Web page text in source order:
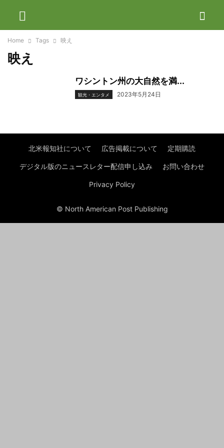
Home Tags 映え
映え
ワシントン州の大自然を満...
観光・エンタメ 2023年5月24日
北米報知社について 広告掲載について 定期購読
デジタル版のニュースレター配信申し込み お問い合わせ
Privacy Policy
© North American Post Publishing